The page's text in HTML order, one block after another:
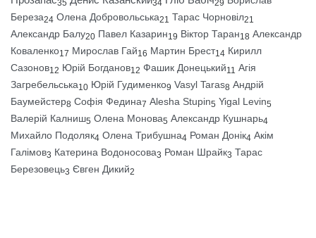
35 34 29
Береза24 Олена Добровольська21 Тарас Чорновіл21
Александр Балу20 Павел Казарин19 Віктор Таран18 Александр
Коваленко17 Мирослав Гай16 Мартин Брест14 Кирилл
Сазонов12 Юрій Богданов12 Фашик Донецький11 Агія
Загребельська10 Юрій Гудименко9 Vasyl Taras8 Андрій
Баумейстер8 Софія Федина7 Alesha Stupin5 Yigal Levin5
Валерій Калниш5 Олена Монова5 Александр Кушнарь4
Михайло Подоляк4 Олена Трибушна4 Роман Донік4 Акім
Галімов3 Катерина Водоносова3 Роман Шрайк3 Тарас
Березовець3 Євген Дикий2